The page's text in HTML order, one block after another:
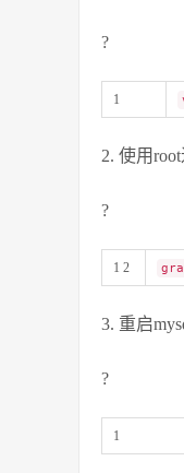
?
1
2. 使用
?
1 2
3. 重启
?
1